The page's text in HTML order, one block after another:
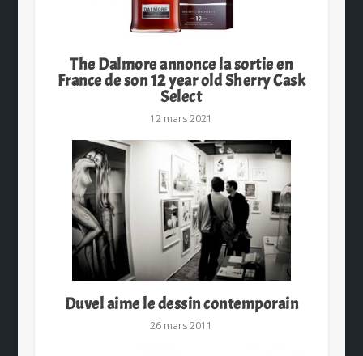
The Dalmore annonce la sortie en
France de son 12 year old Sherry Cask
Select
12 mars 2021
Duvel aime le dessin contemporain
26 mars 2011